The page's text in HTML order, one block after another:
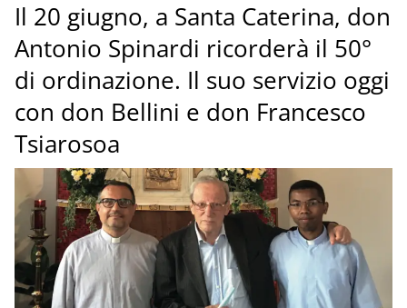
Il 20 giugno, a Santa Caterina, don
Antonio Spinardi ricorderà il 50°
di ordinazione. Il suo servizio oggi
con don Bellini e don Francesco
Tsiarosoa